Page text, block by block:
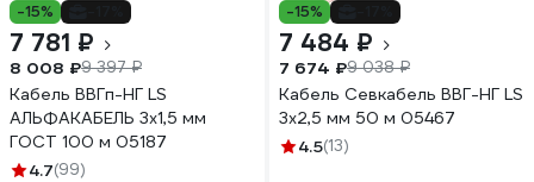
-15%
7 781 ₽
8 008 ₽9 397 ₽
Кабель ВВГп-НГ LS
АЛЬФАКАБЕЛЬ 3х1,5 мм
ГОСТ 100 м 05187
4.7(99)
-15%
7 484 ₽
7 674 ₽9 038 ₽
Кабель Севкабель ВВГ-НГ LS
3х2,5 мм 50 м 05467
4.5(13)